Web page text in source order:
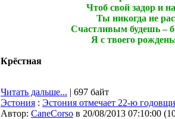
Чтоб свой задор и
Ты никогда не
Счастливым будешь –
Я с твоего
Крёстная
Читать дальше... | 697 байт
Эстония : Эстония отмечает 22-ю
Автор: CaneCorso в 20/08/2013 07:10:00 (